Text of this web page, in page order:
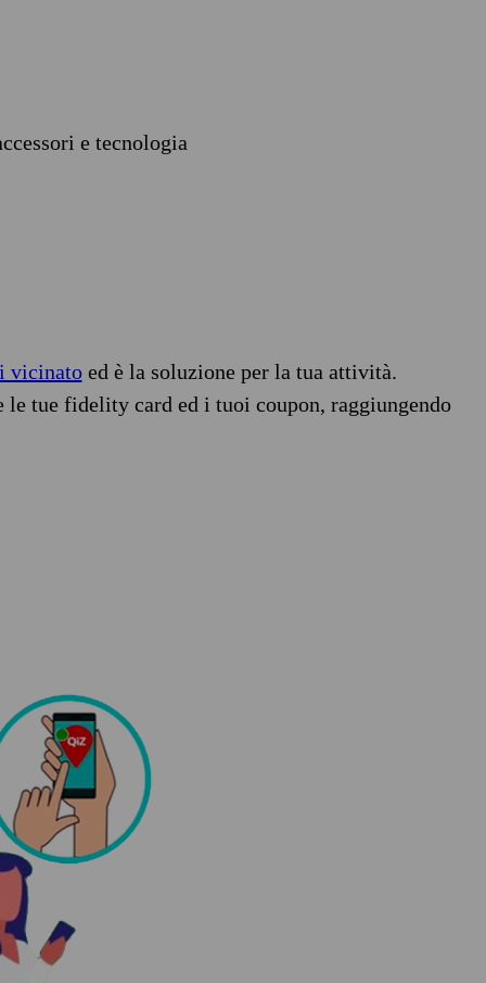
e tecnologia
vicinatoed è la soluzione per la tua attività.
tue fidelity card ed i tuoi coupon, raggiungendo